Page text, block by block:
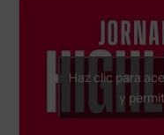
Haz clic para
y